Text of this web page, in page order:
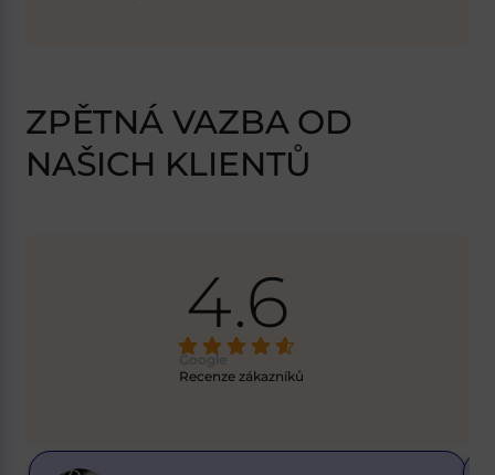
ZPĚTNÁ VAZBA OD
NAŠICH KLIENTŮ
4.6
Google
Recenze zákazníků